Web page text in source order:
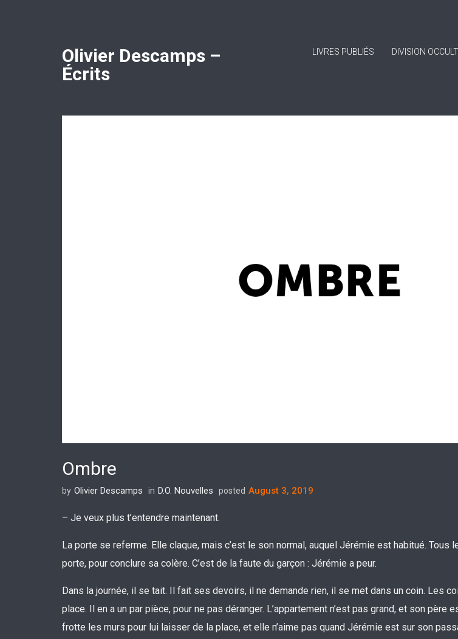
Olivier Descamps –
Écrits
LIVRES PUBLIÉS DIVISION
Ombre
by Olivier Descamps in D.O. Nouvelles posted August 3, 2019
– Je veux plus t’entendre maintenant.
La porte se referme. Elle claque, mais c’est le son normal, auquel Jérémie est habitué. Tous
porte, pour conclure sa colère. C’est de la faute du garçon : Jérémie a peur.
Dans la journée, il se tait. Il fait ses devoirs, il ne demande rien, il se met dans un coin. Les
place. Il en a un par pièce, pour ne pas déranger. L’appartement n’est pas grand, et son père
frotte les murs pour lui laisser de la place, et elle n’aime pas quand Jérémie est sur son